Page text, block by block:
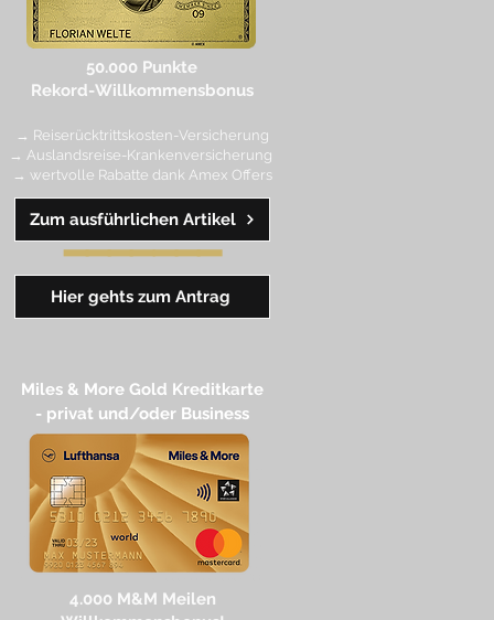
50.000 Punkte
Rekord-Willkommensbonus
→ Reiserücktrittskosten-Versicherung
→ Auslandsreise-Krankenversicherung
→ wertvolle Rabatte dank Amex Offers
━━━━━━━
Zum ausführlichen Artikel
Hier gehts zum Antrag
Miles & More Gold Kreditkarte​
- privat und/oder Business
4.000 M&M Meilen